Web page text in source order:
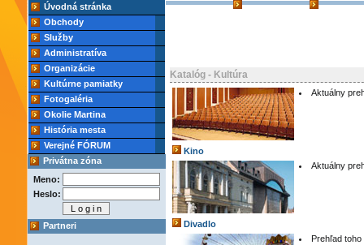
Úvodná stránka
Obchody
Služby
Administratíva
Organizácie
Kultúrne pamiatky
Fotogaléria
Okolie Martina
História mesta
Verejné FÓRUM
Privátna zóna
Meno:
Heslo:
Partneri
Katalóg - Kultúra
Aktuálny
Kino
Aktuálny
Divadlo
Prehľad